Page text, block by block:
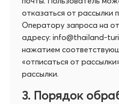
отказаться от рассылки
Оператору запроса на
адресу: info@thailand-
нажатием
«отписаться от
рассылки.
3. Порядок